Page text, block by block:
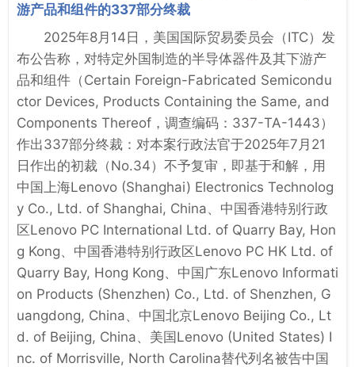
游产品和组件的337部分终裁
2025年8月14日，美国国际贸易委员会（ITC）发
布公告称，对特定外国制造的半导体器件及其下游产
品和组件（Certain Foreign-Fabricated Semicondu
ctor Devices, Products Containing the Same, and
Components Thereof，调查编码：337-TA-1443）
作出337部分终裁：对本案行政法官于2025年7月21
日作出的初裁（No.34）不予复审，即基于和解，用
中国上海Lenovo (Shanghai) Electronics Technolog
y Co., Ltd. of Shanghai, China、中国香港特别行政
区Lenovo PC International Ltd. of Quarry Bay, Hon
g Kong、中国香港特别行政区Lenovo PC HK Ltd. of
Quarry Bay, Hong Kong、中国广东Lenovo Informati
on Products (Shenzhen) Co., Ltd. of Shenzhen, G
uangdong, China、中国北京Lenovo Beijing Co., Lt
d. of Beijing, China、美国Lenovo (United States) I
nc. of Morrisville, North Carolina替代列名被告中国